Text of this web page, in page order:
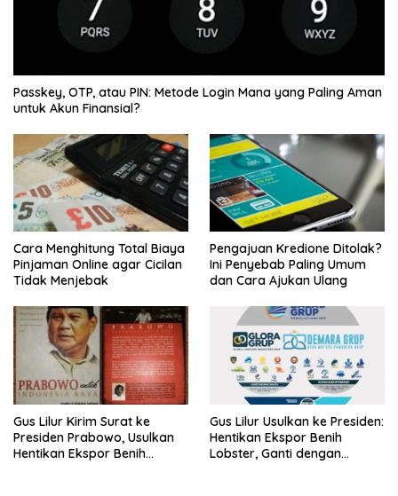
Passkey, OTP, atau PIN: Metode Login Mana yang Paling Aman
untuk Akun Finansial?
Cara Menghitung Total Biaya
Pinjaman Online agar Cicilan
Tidak Menjebak
Pengajuan Kredione Ditolak?
Ini Penyebab Paling Umum
dan Cara Ajukan Ulang
Gus Lilur Kirim Surat ke
Presiden Prabowo, Usulkan
Hentikan Ekspor Benih
Gus Lilur Usulkan ke Presiden:
Hentikan Ekspor Benih
Lobster, Ganti dengan